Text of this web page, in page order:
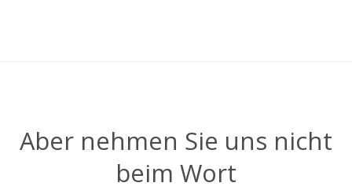
Aber nehmen Sie uns nicht
beim Wort